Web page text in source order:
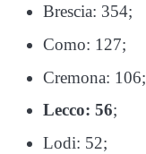
Brescia: 354;
Como: 127;
Cremona: 106;
Lecco: 56;
Lodi: 52;